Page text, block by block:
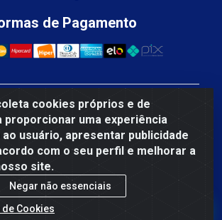
cookies próprios e de
uma experiência
usuário, apresentar publicidade
com o seu perfil e melhorar a
site.
Negar não essenciais
Cookies
de Pagamento
Industriais LTDA - Rua 13, SN,
0007 - Polo Empresarial Goias - Etapa
de Goiânia/GO - CEP 74.985-113 - CNPJ
10.755.005/0001-88